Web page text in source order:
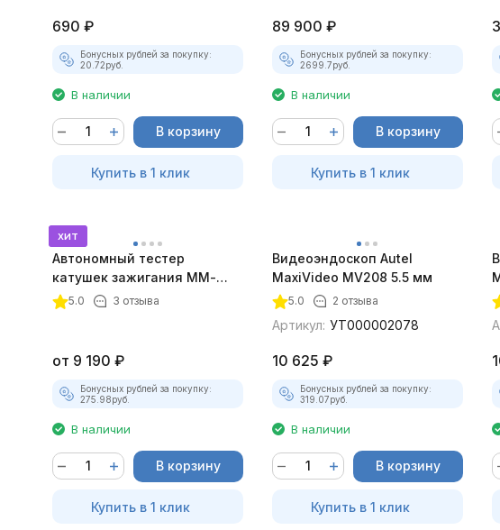
690 ₽
Бонусных рублей за покупку:
20.72руб.
В наличии
В корзину
Купить в 1 клик
89 900 ₽
Бонусных рублей за покупку:
2699.7руб.
В наличии
В корзину
Купить в 1 клик
хит
Автономный тестер
катушек зажигания ММ-
ТК-01 (v2) (полный
5.0 3 отзыва
от 9 190 ₽
Бонусных рублей за покупку:
275.98руб.
В наличии
В корзину
Купить в 1 клик
Видеоэндоскоп Autel
MaxiVideo MV208 5.5 мм
5.0 2 отзыва
Артикул: УТ000002078
10 625 ₽
Бонусных рублей за покупку:
319.07руб.
В наличии
В корзину
Купить в 1 клик